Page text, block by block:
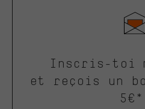
Inscris-toi
et reçois un